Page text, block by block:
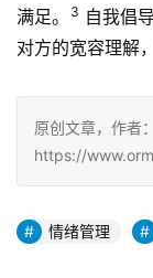
满足。
3 自我倡
对方的宽容理解
原创文章，作者
https://
情绪管理